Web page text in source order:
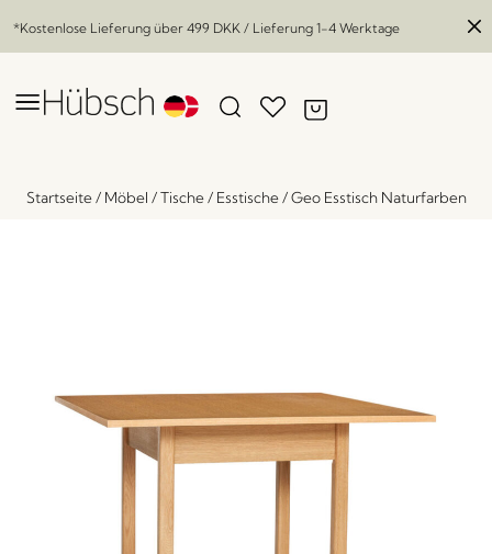
*Kostenlose Lieferung über 499 DKK / Lieferung 1-4 Werktage
Startseite/ Möbel /Tische/ Esstische/Geo Esstisch Naturfarben